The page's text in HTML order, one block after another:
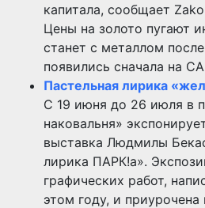
капитала, сообщает
Цены на золото пугают
станет с металлом
появились сначала на
Пастельная лирика
С 19 июня до 26 июля в
наковальня»
выставка Людмилы
лирика ПАРК!а».
графических работ,
этом году, и